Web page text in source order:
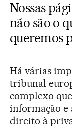
Nossas
não são o
queremos
Há várias
tribunal
complexo
informação e
direito à